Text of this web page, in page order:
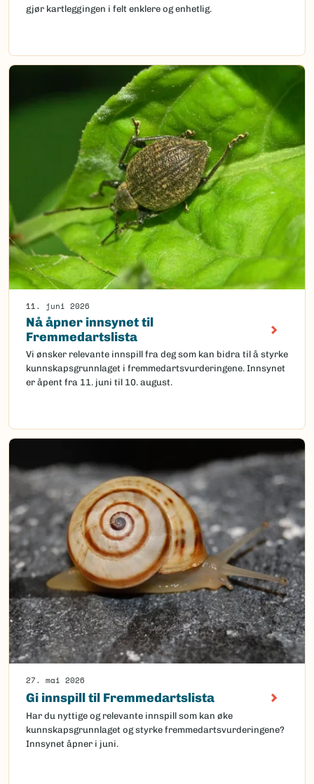
gjør kartleggingen i felt enklere og enhetlig.
11. juni 2026
Nå åpner innsynet til
Fremmedartslista
Vi ønsker relevante innspill fra deg som kan bidra til å styrke
kunnskapsgrunnlaget i fremmedartsvurderingene. Innsynet
er åpent fra 11. juni til 10. august.
27. mai 2026
Gi innspill til Fremmedartslista
Har du nyttige og relevante innspill som kan øke
kunnskapsgrunnlaget og styrke fremmedartsvurderingene?
Innsynet åpner i juni.